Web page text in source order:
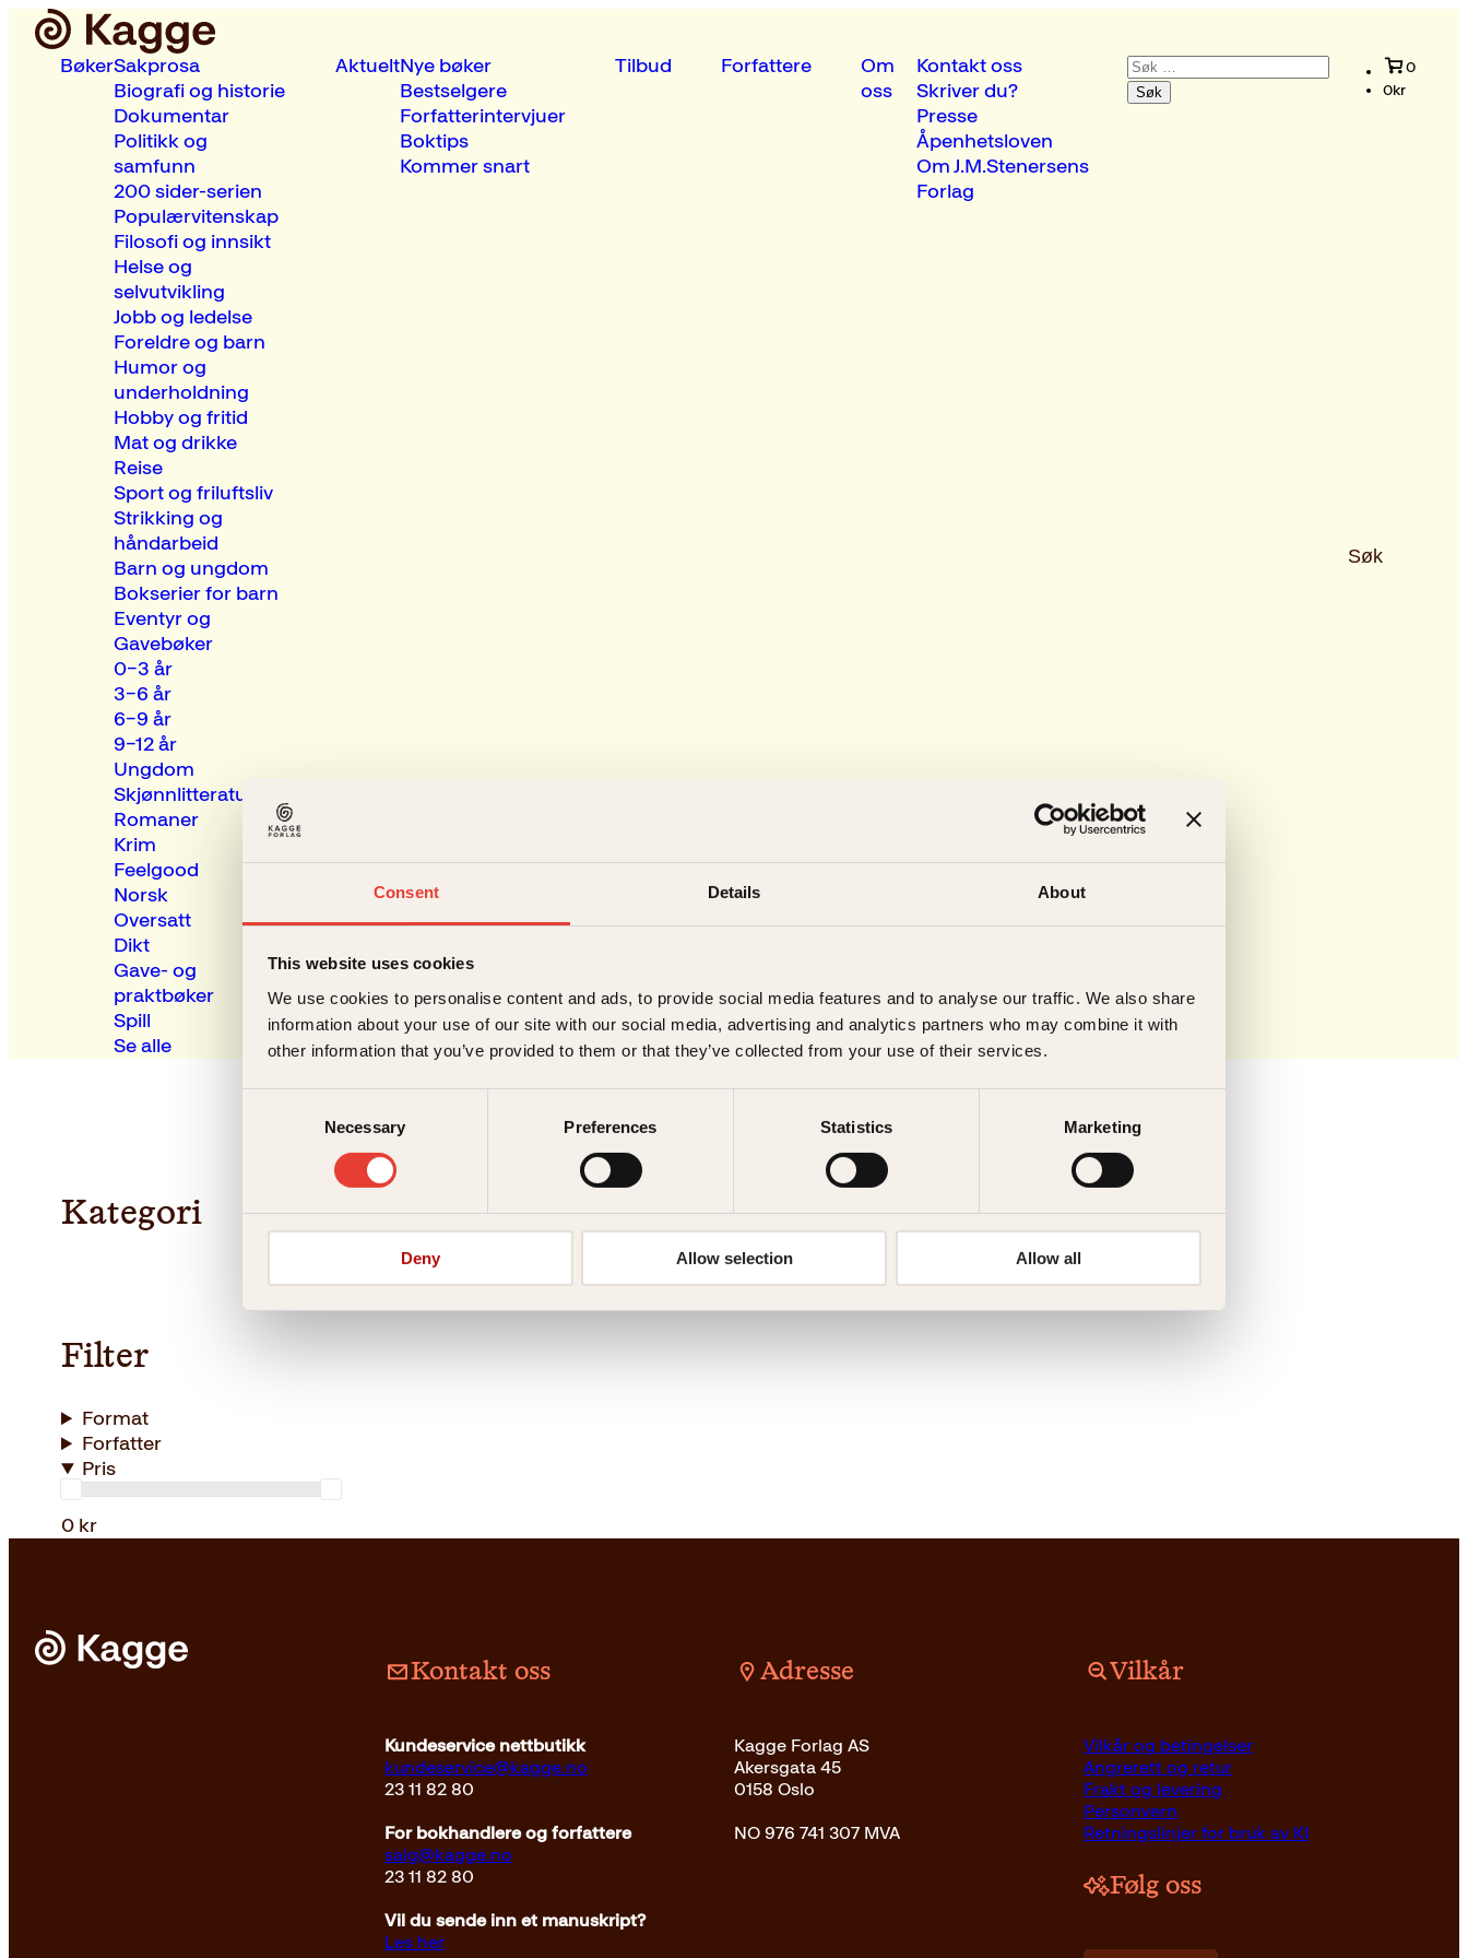
Consent Details About
This website uses cookies
We use cookies to personalise content and ads, to provide social media features and to analyse our traffic. We also share
information about your use of our site with our social media, advertising and analytics partners who may combine it with
other information that you’ve provided to them or that they’ve collected from your use of their services.
Necessary Preferences Statistics Marketing
Deny Allow selection Allow all
BøkerSakprosa
Biografi og historie
Dokumentar
Politikk og
samfunn
200 sider-serien
Populærvitenskap
Filosofi og innsikt
Helse og
selvutvikling
Jobb og ledelse
Foreldre og barn
Humor og
underholdning
Hobby og fritid
Mat og drikke
Reise
Sport og friluftsliv
Strikking og
håndarbeid
Barn og ungdom
Bokserier for barn
Eventyr og
Gavebøker
0–3 år
3–6 år
6–9 år
9–12 år
Ungdom
Skjønnlitteratur
Romaner
Krim
Feelgood
Norsk
Oversatt
Dikt
Gave- og
praktbøker
Spill
Se alle
AktueltNye bøker
Bestselgere
Forfatterintervjuer
Boktips
Kommer snart
Tilbud Forfattere
Om
oss
Kontakt oss
Skriver du?
Presse
Åpenhetsloven
Om J.M.Stenersens
Forlag
Søk
etter:
Søk
0
0kr
Kategori
Filter
Format
Forfatter
Pris
0 kr
Kontakt oss
Kundeservice nettbutikk
kundeservice@kagge.no
23 11 82 80
For bokhandlere og forfattere
salg@kagge.no
23 11 82 80
Vil du sende inn et manuskript?
Les her
Adresse
Kagge Forlag AS
Akersgata 45
0158 Oslo
NO 976 741 307 MVA
Vilkår
Vilkår og betingelser
Angrerett og retur
Frakt og levering
Personvern
Retningslinjer for bruk av KI
Følg oss